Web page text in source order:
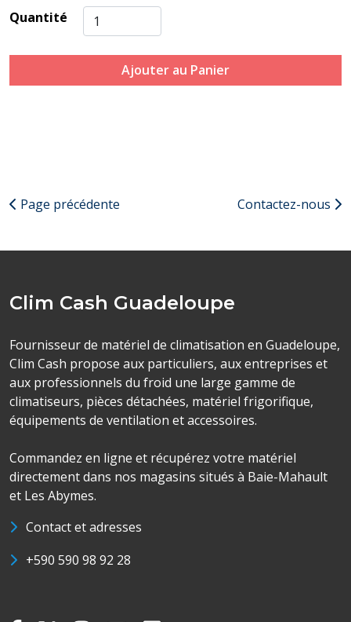
Quantité
Ajouter au Panier
Page précédente Contactez-nous
Clim Cash Guadeloupe
Fournisseur de matériel de climatisation en Guadeloupe,
Clim Cash propose aux particuliers, aux entreprises et
aux professionnels du froid une large gamme de
climatiseurs, pièces détachées, matériel frigorifique,
équipements de ventilation et accessoires.
Commandez en ligne et récupérez votre matériel
directement dans nos magasins situés à Baie-Mahault
et Les Abymes.
Contact et adresses
+590 590 98 92 28